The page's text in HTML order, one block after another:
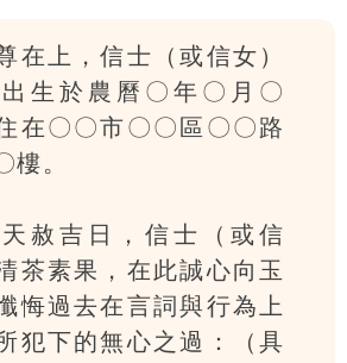
在上，信士（或信女）
生於農曆〇年〇月〇
在〇〇市〇〇區〇〇路
樓。
赦吉日，信士（或信
茶素果，在此誠心向玉
悔過去在言詞與行為上
犯下的無心之過：（具